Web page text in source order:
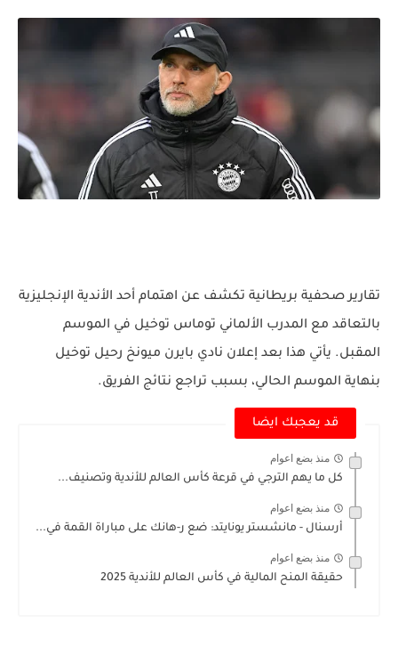
تقارير صحفية بريطانية تكشف عن اهتمام أحد الأندية الإنجليزية
بالتعاقد مع المدرب الألماني توماس توخيل في الموسم
المقبل. يأتي هذا بعد إعلان نادي بايرن ميونخ رحيل توخيل
بنهاية الموسم الحالي، بسبب تراجع نتائج الفريق.
قد يعجبك ايضا
منذ بضع اعوام
كل ما يهم الترجي في قرعة كأس العالم للأندية وتصنيف...
منذ بضع اعوام
أرسنال - مانشستر يونايتد: ضع ر-هانك على مباراة القمة في...
منذ بضع اعوام
حقيقة المنح المالية في كأس العالم للأندية 2025